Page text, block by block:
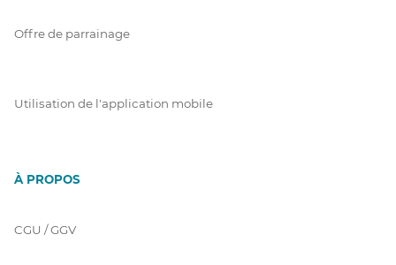
Offre de parrainage
Utilisation de l'application mobile
À PROPOS
CGU / GGV